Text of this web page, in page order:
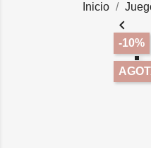
Inicio
-10%
